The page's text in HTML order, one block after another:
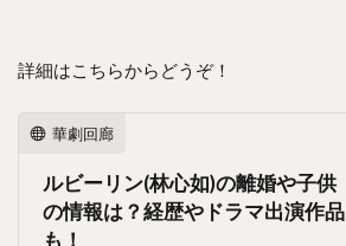
詳細はこちらからどうぞ！
華劇回廊
ルビーリン(林心如)の離婚や子供
の情報は？経歴やドラマ出演作品
も！